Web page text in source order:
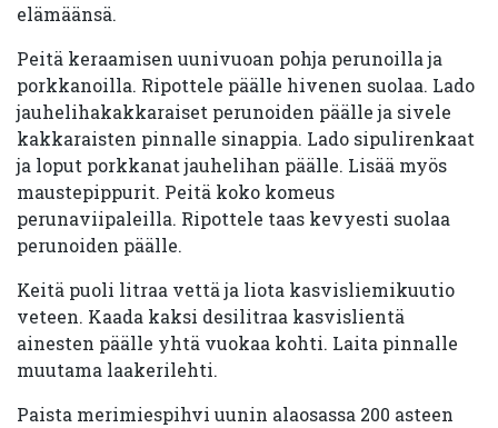
elämäänsä.
Peitä keraamisen uunivuoan pohja perunoilla ja
porkkanoilla. Ripottele päälle hivenen suolaa. Lado
jauhelihakakkaraiset perunoiden päälle ja sivele
kakkaraisten pinnalle sinappia. Lado sipulirenkaat
ja loput porkkanat jauhelihan päälle. Lisää myös
maustepippurit. Peitä koko komeus
perunaviipaleilla. Ripottele taas kevyesti suolaa
perunoiden päälle.
Keitä puoli litraa vettä ja liota kasvisliemikuutio
veteen. Kaada kaksi desilitraa kasvislientä
ainesten päälle yhtä vuokaa kohti. Laita pinnalle
muutama laakerilehti.
Paista merimiespihvi uunin alaosassa 200 asteen